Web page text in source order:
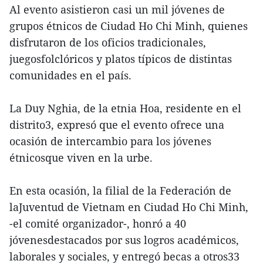
Al evento asistieron casi un mil jóvenes de
grupos étnicos de Ciudad Ho Chi Minh, quienes
disfrutaron de los oficios tradicionales,
juegosfolclóricos y platos típicos de distintas
comunidades en el país.
La Duy Nghia, de la etnia Hoa, residente en el
distrito3, expresó que el evento ofrece una
ocasión de intercambio para los jóvenes
étnicosque viven en la urbe.
En esta ocasión, la filial de la Federación de
laJuventud de Vietnam en Ciudad Ho Chi Minh,
-el comité organizador-, honró a 40
jóvenesdestacados por sus logros académicos,
laborales y sociales, y entregó becas a otros33